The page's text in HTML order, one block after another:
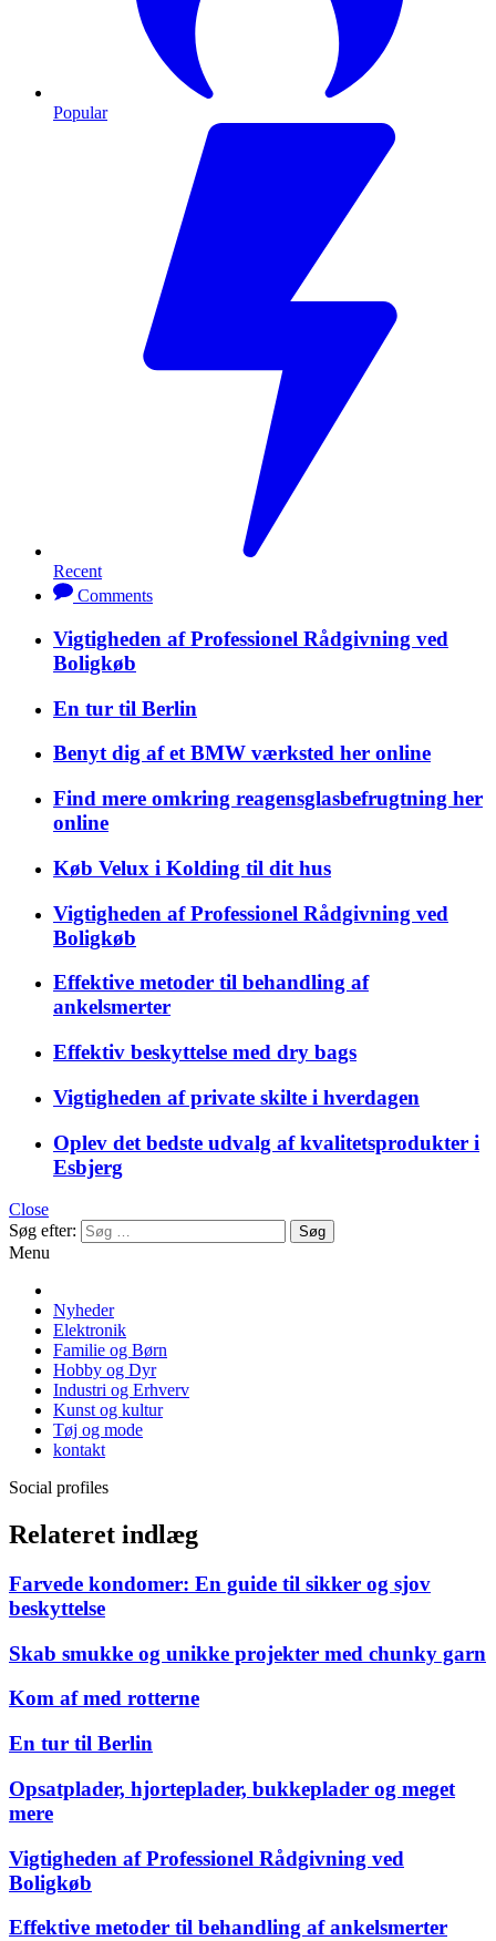
Popular
Recent
Comments
Vigtigheden af Professionel Rådgivning ved
Boligkøb
En tur til Berlin
Benyt dig af et BMW værksted her online
Find mere omkring reagensglasbefrugtning her
online
Køb Velux i Kolding til dit hus
Vigtigheden af Professionel Rådgivning ved
Boligkøb
Effektive metoder til behandling af
ankelsmerter
Effektiv beskyttelse med dry bags
Vigtigheden af private skilte i hverdagen
Oplev det bedste udvalg af kvalitetsprodukter i
Esbjerg
Close
Søg efter:
Menu
Nyheder
Elektronik
Familie og Børn
Hobby og Dyr
Industri og Erhverv
Kunst og kultur
Tøj og mode
kontakt
Social profiles
Relateret indlæg
Farvede kondomer: En guide til sikker og sjov
beskyttelse
Skab smukke og unikke projekter med chunky garn
Kom af med rotterne
En tur til Berlin
Opsatplader, hjorteplader, bukkeplader og meget
mere
Vigtigheden af Professionel Rådgivning ved
Boligkøb
Effektive metoder til behandling af ankelsmerter